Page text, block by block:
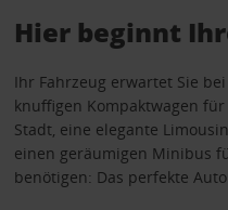
Hier beginnt
Ihr Fahrzeug erwartet Sie
knuffigen Kompaktwagen
Stadt, eine elegante
einen geräumigen Minibus
benötigen: Das perfekte